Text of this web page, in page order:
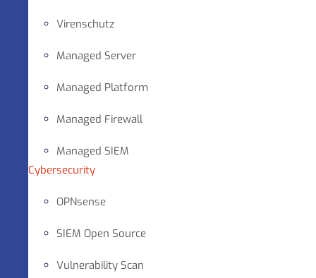
Virenschutz
Managed Server
Managed Platform
Managed Firewall
Managed SIEM
Cybersecurity
OPNsense
SIEM Open Source
Vulnerability Scan